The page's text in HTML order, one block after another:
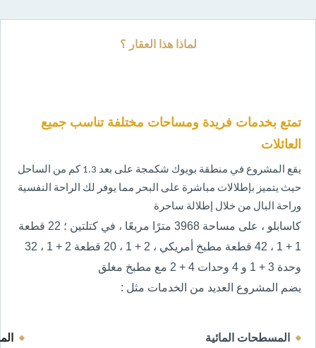
لماذا هذا العقار ؟
تمتع بخدمات فريدة ومساحات مختلفة تناسب جميع
العائلات
يقع المشروع في منطقة بويوك شكمجة على بعد 1.3 كم من الساحل
حيث يتميز بإطلالات مباشرة على البحر مما يوفر لك الراحة النفسية
وراحة البال من خلال إطلالة ساحرة
كاسابلو ، على مساحة 3968 مترًا مربعًا ، في كتلتين ؛ 22 قطعة
1 + 1 ، 42 قطعة مطبخ أمريكي ، 2 + 1 ، 20 قطعة 2 + 1 ، 32
وحدة 3 + 1 و 4 وحدات 4 + 2 مع مطبخ
مغلق
يضم المشروع العديد من الخدمات مثل :
المسطحات المائية